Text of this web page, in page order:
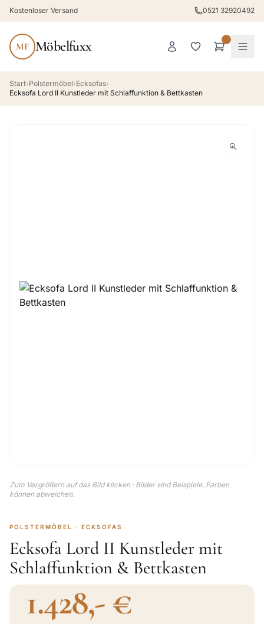
Kostenloser Versand 0521 32920492
MF Möbelfuxx
Start›Polstermöbel›Ecksofas›
Ecksofa Lord II Kunstleder mit Schlaffunktion & Bettkasten
Zum Vergrößern auf das Bild klicken · Bilder sind Beispiele, Farben
können abweichen.
POLSTERMÖBEL · ECKSOFAS
Ecksofa Lord II Kunstleder mit
Schlaffunktion & Bettkasten
1.428,- €